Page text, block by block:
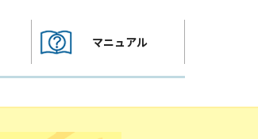
マニュアル